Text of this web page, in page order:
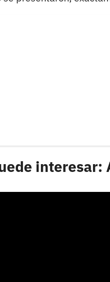
interesar: